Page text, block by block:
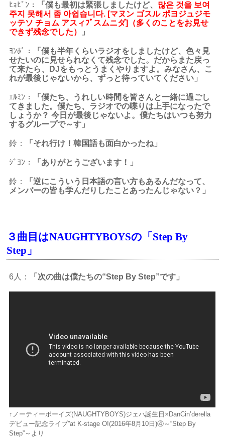
ﾋｮﾋﾞﾝ： 「僕も最初は緊張しましたけど、 많은 것을 보여
주지 못해서 좀 아쉽습니다. [マヌン ゴスル ポヨジュジモ
ッテソ チョム アスィﾌﾟスムニダ]（多くのことをお見せ
できず残念でした）
」
ﾖﾝﾎﾞ：
「僕も半年くらいラジオをしましたけど、色々見
せたいのに見せられなくて残念でした。だからまた戻っ
て来たら、DJをもっとうまくやりますよ。みなさん、こ
れが最後じゃないから、ずっと待っていてください」
ｴﾙﾐﾝ：
「僕たち、うれしい時間を皆さんと一緒に過ごし
てきました。僕たち、ラジオでの喋りは上手になったで
しょうか？ 今日が最後じゃないよ。僕たちはいつも努力
するグループで～す」
鈴： 「それ行け！韓国語も面白かったね」
ｼﾞﾖﾝ： 「ありがとうございます！」
鈴：
「逆にこういう日本語の言い方もあるんだなって、
メンバーの皆も学んだりしたことあったんじゃない？」
３曲目はNAUGHTYBOYSの「Step By
Step」
6人： 「次の曲は僕たちの“Step By Step”です」
↑ノーティーボーイズ(NAUGHTYBOYS)ジェハ誕生日×DanCin’derella
デビュー記念ライブ”at K-stage O!(2016年8月10日)④～“Step By
Step”～より